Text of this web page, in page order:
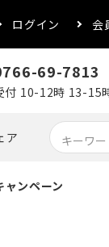
ログイン 会
69-7813
付 10-12時 13-15
ア
ャンペーン